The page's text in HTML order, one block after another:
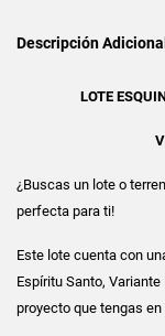
Descripción
LOTE
¿Buscas un lote o
perfecta para ti!
Este lote cuenta con
Espíritu Santo,
proyecto que tengas en